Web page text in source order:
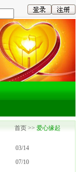
首页 >> 爱心缘起
03/14
07/10